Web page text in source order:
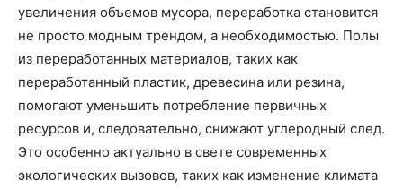
увеличения объемов мусора, переработка становится
не просто модным трендом, а необходимостью. Полы
из переработанных материалов, таких как
переработанный пластик, древесина или резина,
помогают уменьшить потребление первичных
ресурсов и, следовательно, снижают углеродный след.
Это особенно актуально в свете современных
экологических вызовов, таких как изменение климата